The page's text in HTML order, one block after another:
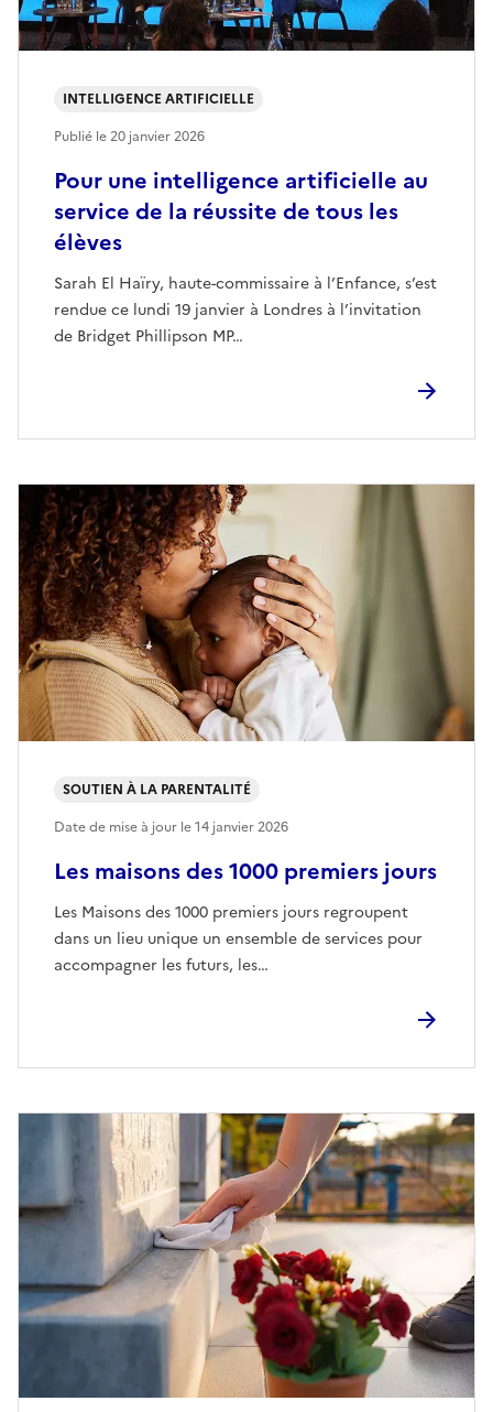
Pour une intelligence artificielle au
service de la réussite de tous les
élèves
Sarah El Haïry, haute-commissaire à l’Enfance, s’est
rendue ce lundi 19 janvier à Londres à l’invitation
de Bridget Phillipson MP…
INTELLIGENCE ARTIFICIELLE
Publié le20 janvier 2026
Les maisons des 1000 premiers jours
Les Maisons des 1000 premiers jours regroupent
dans un lieu unique un ensemble de services pour
accompagner les futurs, les…
SOUTIEN À LA PARENTALITÉ
Date de mise à jour le14 janvier 2026